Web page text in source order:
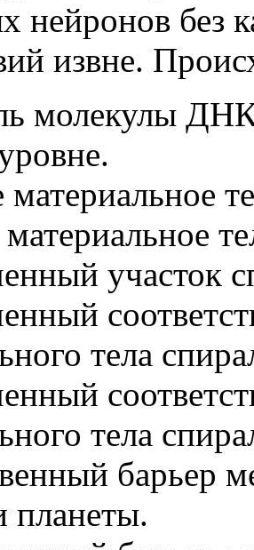
нейронов без
извне.
молекулы
материальное
материальное
участок
тела
тела
барьер
планеты.